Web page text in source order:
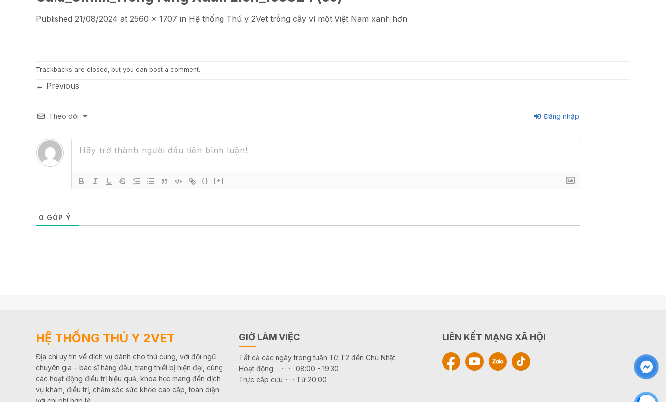
Published 21/08/2024 at 2560 × 1707 in Hệ thống Thú y 2Vet trồng cây vì một Việt Nam xanh hơn
Trackbacks are closed, but you can post a comment.
← Previous
Theo dõi Đăng nhập
{} [+]
0 GÓP Ý
HỆ THỐNG THÚ Y 2VET
Địa chỉ uy tín về dịch vụ dành cho thú cưng, với đội ngũ
chuyên gia – bác sĩ hàng đầu, trang thiết bị hiện đại, cùng
các hoạt động điều trị hiệu quả, khoa học mang đến dịch
vụ khám, điều trị, chăm sóc sức khỏe cao cấp, toàn diện
với chi phí hợp lý.
GIỜ LÀM VIỆC
Tất cả các ngày trong tuần Từ T2 đến Chủ Nhật
Hoạt động · · · · · · 08:00 - 19:30
Trực cấp cứu· · · · Từ 20:00
LIÊN KẾT MẠNG XÃ HỘI